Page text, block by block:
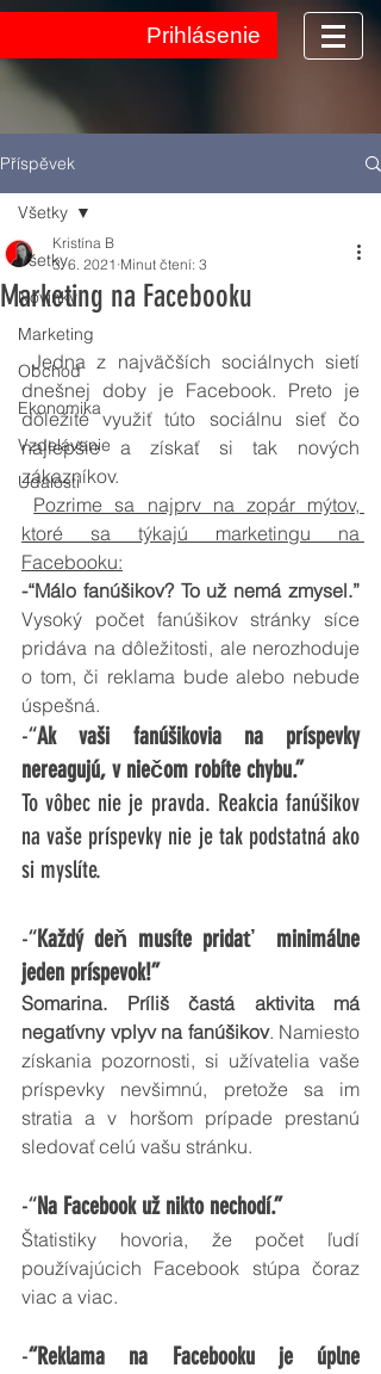
Prihlásenie
Příspěvek
Všetky
Novinky
Marketing
Obchod
Ekonomika
Vzdelávanie
Udalosti
Všetky
Marketing na Facebooku
Kristína B
3. 6. 2021 Minut čtení: 3
Jedna z najväčších sociálnych sietí
dnešnej doby je Facebook. Preto je
dôležité využiť túto sociálnu sieť čo
najlepšie a získať si tak nových
zákazníkov.
Pozrime sa najprv na zopár mýtov,
ktoré sa týkajú marketingu na
Facebooku:
-“Málo fanúšikov? To už nemá zmysel.”
Vysoký počet fanúšikov stránky síce
pridáva na dôležitosti, ale nerozhoduje
o tom, či reklama bude alebo nebude
úspešná.
-“Ak vaši fanúšikovia na príspevky
nereagujú, v niečom robíte chybu.”
To vôbec nie je pravda. Reakcia fanúšikov
na vaše príspevky nie je tak podstatná ako
si myslíte.
-“Každý deň musíte pridať  minimálne
jeden príspevok!”
Somarina. Príliš častá aktivita má
negatívny vplyv na fanúšikov. Namiesto
získania pozornosti, si užívatelia vaše
príspevky nevšimnú, pretože sa im
stratia a v horšom prípade prestanú
sledovať celú vašu stránku.
-“Na Facebook už nikto nechodí.”
Štatistiky hovoria, že počet ľudí
používajúcich Facebook stúpa čoraz
viac a viac.
-“Reklama na Facebooku je úplne